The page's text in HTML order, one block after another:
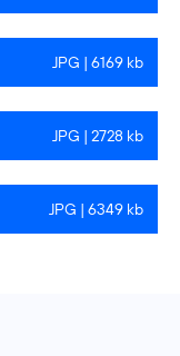
JPG | 6169 kb
JPG | 2728 kb
JPG | 6349 kb